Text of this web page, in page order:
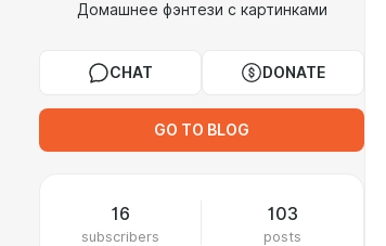
Домашнее фэнтези с картинками
CHAT DONATE
GO TO BLOG
16
subscribers
103
posts